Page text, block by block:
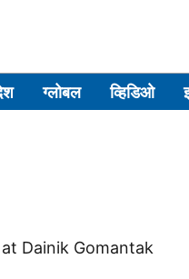
ग्लोबल व्हिडिओ
Dainik Gomantak